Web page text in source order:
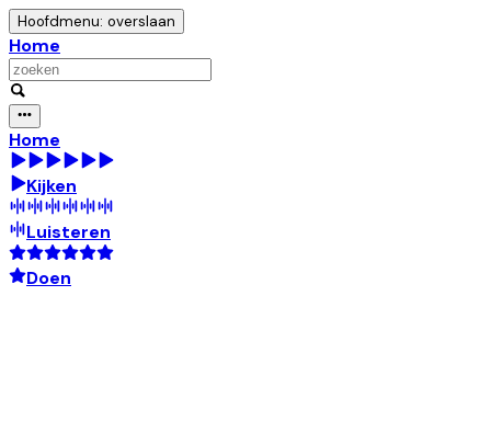
Hoofdmenu: overslaan
Home
Home
Kijken
Luisteren
Doen